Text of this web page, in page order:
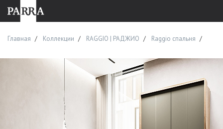
Главная Коллекции RAGGIO | РАДЖИО Raggio спальня